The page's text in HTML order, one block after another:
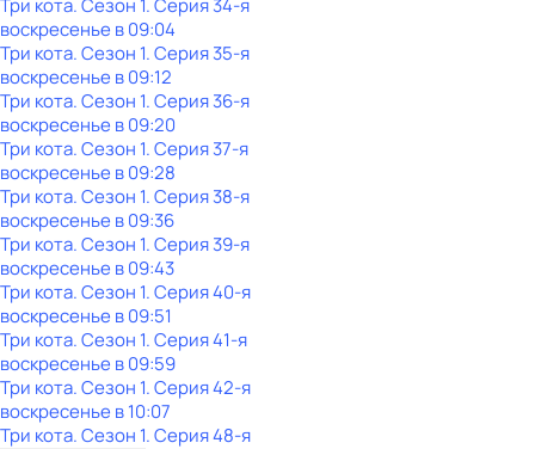
Три кота. Сезон 1. Серия 34-я
воскресенье в09:04
Три кота. Сезон 1. Серия 35-я
воскресенье в09:12
Три кота. Сезон 1. Серия 36-я
воскресенье в09:20
Три кота. Сезон 1. Серия 37-я
воскресенье в09:28
Три кота. Сезон 1. Серия 38-я
воскресенье в09:36
Три кота. Сезон 1. Серия 39-я
воскресенье в09:43
Три кота. Сезон 1. Серия 40-я
воскресенье в09:51
Три кота. Сезон 1. Серия 41-я
воскресенье в09:59
Три кота. Сезон 1. Серия 42-я
воскресенье в10:07
Три кота. Сезон 1. Серия 48-я